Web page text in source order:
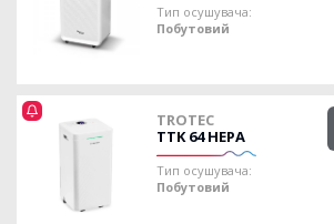
Тип осушувача:
Побутовий
TROTEC
TTK 64 HEPA
Тип осушувача:
Побутовий